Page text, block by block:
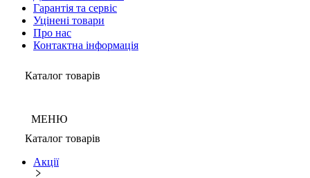
Гарантія та сервіс
Уцінені товари
Про нас
Контактна інформація
Каталог товарів
МЕНЮ
Каталог товарів
Акції